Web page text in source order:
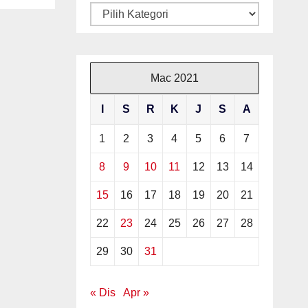
Kategori
Mac 2021
S R K J S A
1 2 3 4 5 6 7
8 9 10 11 12 13 14
15 16 17 18 19 20 21
22 23 24 25 26 27 28
29 30 31
« Dis Apr »